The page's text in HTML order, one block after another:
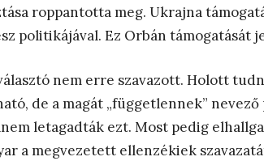
roppantotta meg. Ukrajna
politikájával. Ez Orbán támogatását
nem erre szavazott. Holott
de a magát „függetlennek”
letagadták ezt. Most pedig
a megvezetett ellenzékiek